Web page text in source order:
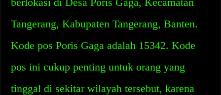
Tangerang, Kabupaten Tangerang, Banten.
Kode pos Poris Gaga adalah 15342. Kode
pos ini cukup penting untuk orang yang
tinggal di sekitar wilayah tersebut, karena